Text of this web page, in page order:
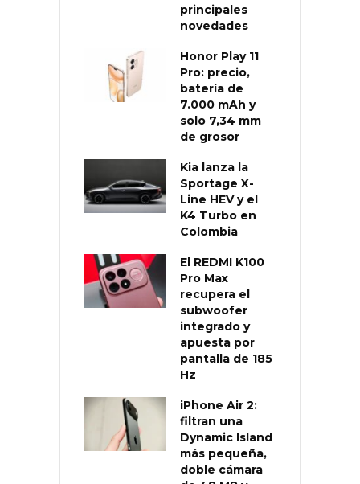
principales
novedades
Honor Play 11
Pro: precio,
batería de
7.000 mAh y
solo 7,34 mm
de grosor
Kia lanza la
Sportage X-
Line HEV y el
K4 Turbo en
Colombia
El REDMI K100
Pro Max
recupera el
subwoofer
integrado y
apuesta por
pantalla de 185
Hz
iPhone Air 2:
filtran una
Dynamic Island
más pequeña,
doble cámara